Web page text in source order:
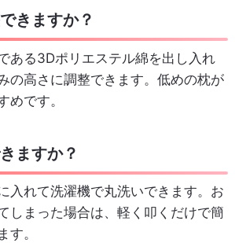
きますか？
ある3Dポリエステル綿を出し入れ
の高さに調整できます。低めの枕が
めです。
ますか？
入れて洗濯機で丸洗いできます。お
しまった場合は、軽く叩くだけで簡
す。